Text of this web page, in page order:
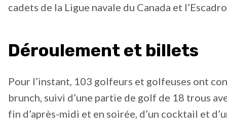
cadets de la Ligue navale du Canada et
Déroulement et billets
Pour l’instant, 103 golfeurs et golfeuses ont
brunch, suivi d’une partie de golf de 18 trous
fin d’après-midi et en soirée, d’un cocktail et